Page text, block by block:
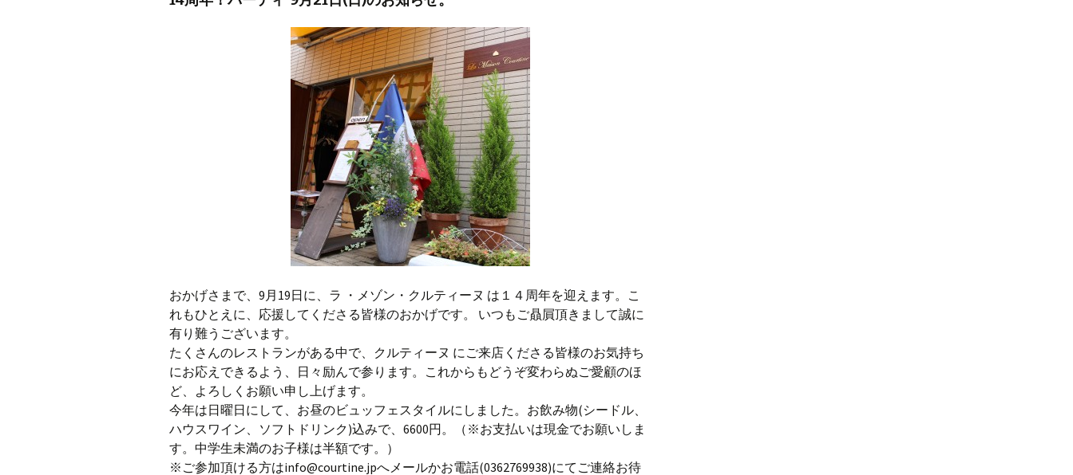
おかげさまで、9月19日に、ラ ・メゾン・クルティーヌ は１４周年を迎えます。こ
れもひとえに、応援してくださる皆様のおかげです。 いつもご贔屓頂きまして誠に
有り難うございます。
たくさんのレストランがある中で、クルティーヌ にご来店くださる皆様のお気持ち
にお応えできるよう、日々励んで参ります。これからもどうぞ変わらぬご愛顧のほ
ど、よろしくお願い申し上げます。
今年は日曜日にして、お昼のビュッフェスタイルにしました。お飲み物(シードル、
ハウスワイン、ソフ トドリンク)込みで、6600円。（※お支払いは現金でお願いしま
す。中学生未満のお子様は半額です。）
※ご参加頂ける方はinfo@courtine.jpへメールかお電話(0362769938)にてご連絡お待